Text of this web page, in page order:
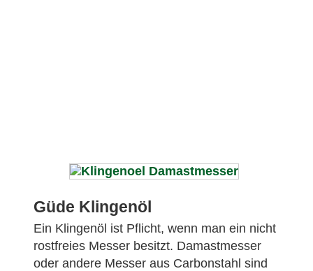
Güde Klingenöl
Ein Klingenöl ist Pflicht, wenn man ein nicht
rostfreies Messer besitzt. Damastmesser
oder andere Messer aus Carbonstahl sind